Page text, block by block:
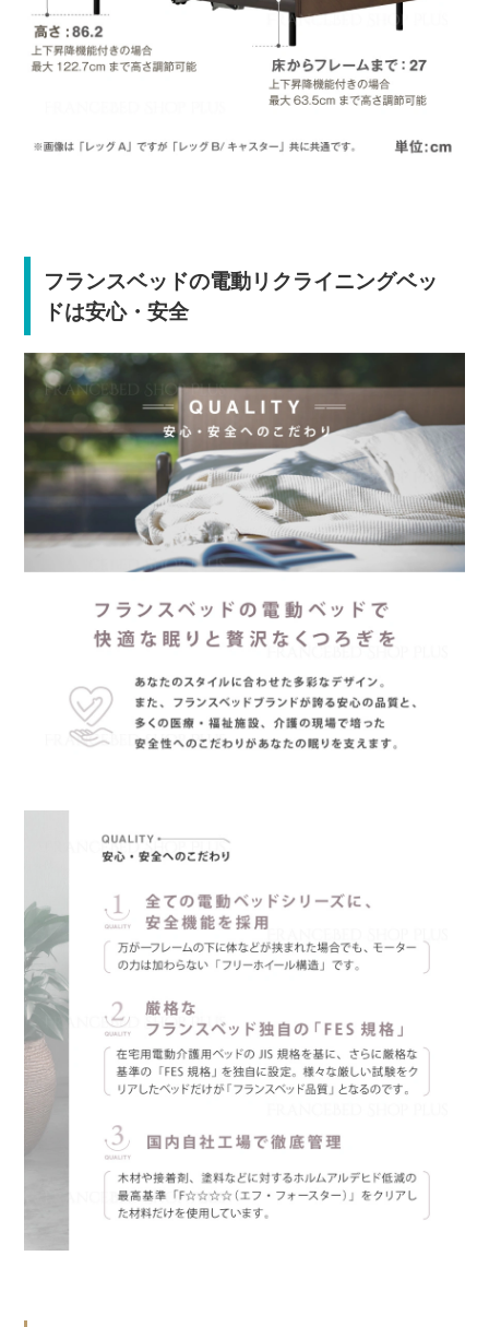
フランスベッドの電動リクライニングベッ
ドは安心・安全